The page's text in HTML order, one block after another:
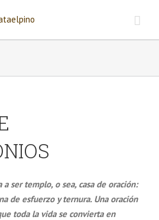
ser templo, o sea, casa de oración:
de esfuerzo y ternura. Una oración
toda la vida se convierta en